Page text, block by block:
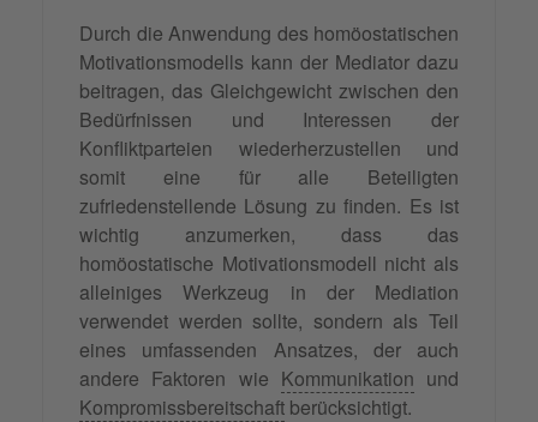
Durch die Anwendung des homöostatischen
Motivationsmodells kann der Mediator dazu
beitragen, das Gleichgewicht zwischen den
Bedürfnissen und Interessen der
Konfliktparteien wiederherzustellen und
somit eine für alle Beteiligten
zufriedenstellende Lösung zu finden. Es ist
wichtig anzumerken, dass das
homöostatische Motivationsmodell nicht als
alleiniges Werkzeug in der Mediation
verwendet werden sollte, sondern als Teil
eines umfassenden Ansatzes, der auch
andere Faktoren wie Kommunikation und
Kompromissbereitschaft berücksichtigt.